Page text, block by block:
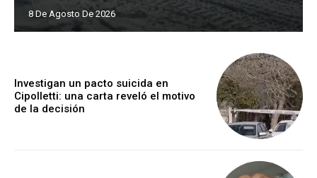
8 De Agosto De 2026
Investigan un pacto suicida en
Cipolletti: una carta reveló el motivo
de la decisión